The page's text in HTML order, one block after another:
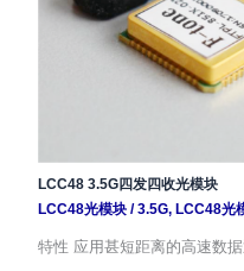
LCC48 3.5G四发四收光模块
LCC48光模块/3.5G, LCC48光
特性 应用甚短距离的高速数